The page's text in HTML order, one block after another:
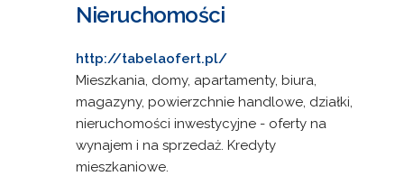
Nieruchomości
http://tabelaofert.pl/
Mieszkania, domy, apartamenty, biura,
magazyny, powierzchnie handlowe, działki,
nieruchomości inwestycyjne - oferty na
wynajem i na sprzedaż. Kredyty
mieszkaniowe.